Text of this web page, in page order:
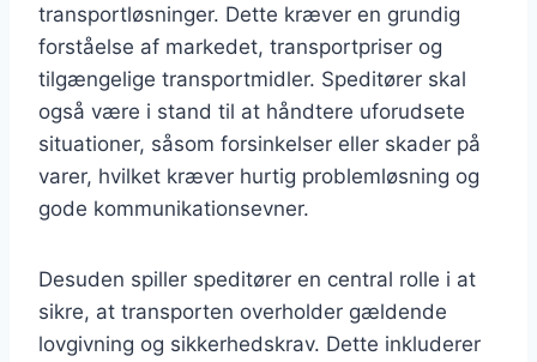
transportløsninger. Dette kræver en grundig
forståelse af markedet, transportpriser og
tilgængelige transportmidler. Speditører skal
også være i stand til at håndtere uforudsete
situationer, såsom forsinkelser eller skader på
varer, hvilket kræver hurtig problemløsning og
gode kommunikationsevner.
Desuden spiller speditører en central rolle i at
sikre, at transporten overholder gældende
lovgivning og sikkerhedskrav. Dette inkluderer